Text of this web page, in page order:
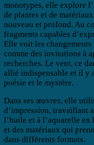
monotypes, elle explore
de plantes et de
nouveau et profond. Au
fragments capables
Elle voit les
comme des invitations à
recherches. Le vent, ce
allié indispensable et il y
poésie et le mystère.
Dans ses œuvres, elle
d’impression, travaillant
l’huile et à l’aquarelle en
et des matériaux qui
dans différents formats.